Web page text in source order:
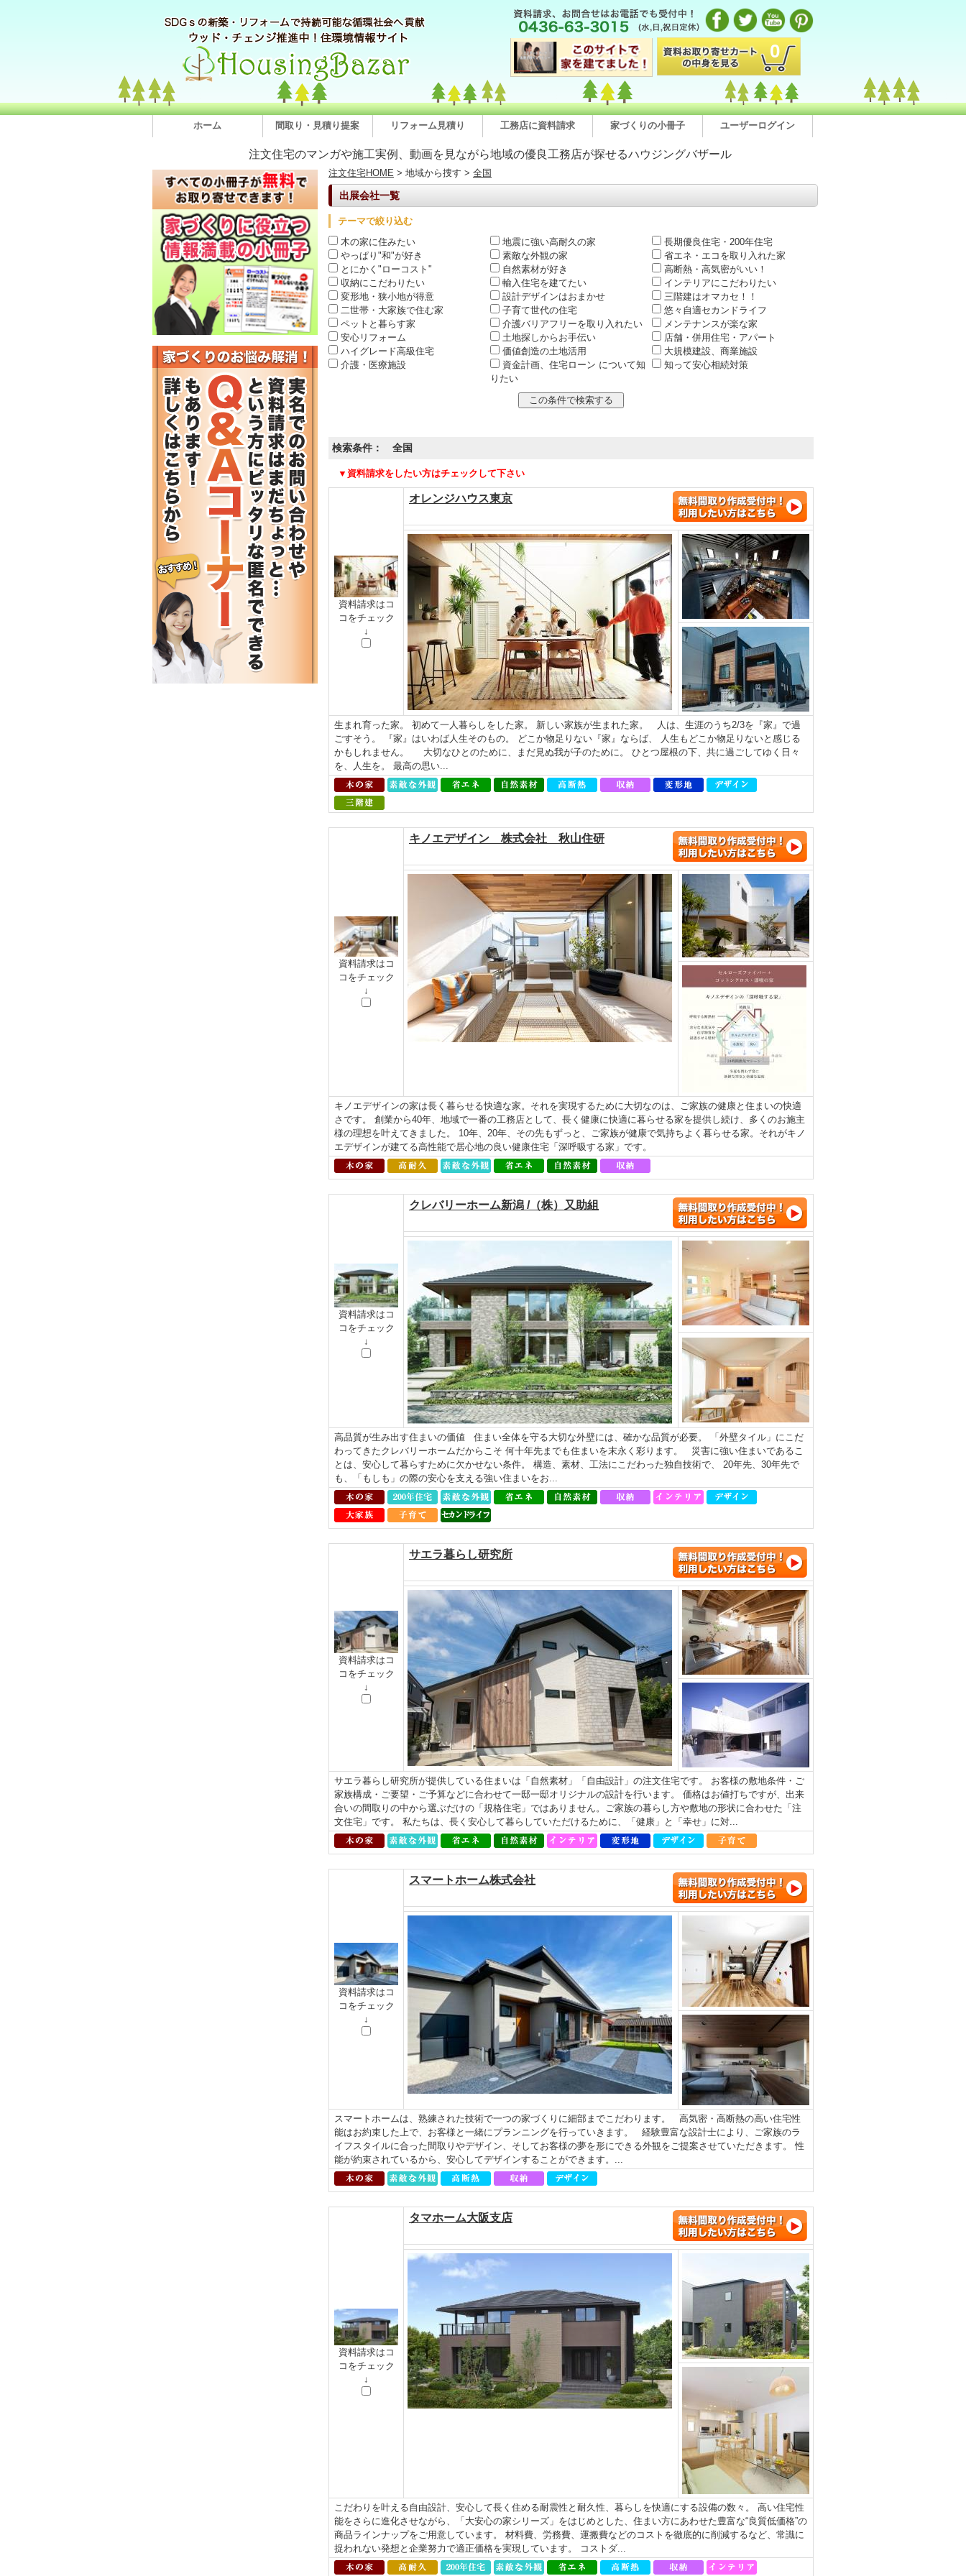
0
ホーム 間取り・見積り提案 リフォーム見積り 工務店に資料請求 家づくりの小冊子 ユーザーログイン
注文住宅のマンガや施工実例、動画を見ながら地域の優良工務店が探せるハウジングバザール
注文住宅HOME > 地域から捜す > 全国
出展会社一覧
テーマで絞り込む
木の家に住みたい
地震に強い高耐久の家
長期優良住宅・200年住宅
やっぱり"和"が好き
素敵な外観の家
省エネ・エコを取り入れた家
とにかく"ローコスト"
自然素材が好き
高断熱・高気密がいい！
収納にこだわりたい
輸入住宅を建てたい
インテリアにこだわりたい
変形地・狭小地が得意
設計デザインはおまかせ
三階建はオマカセ！！
二世帯・大家族で住む家
子育て世代の住宅
悠々自適セカンドライフ
ペットと暮らす家
介護バリアフリーを取り入れたい
メンテナンスが楽な家
安心リフォーム
土地探しからお手伝い
店舗・併用住宅・アパート
ハイグレード高級住宅
価値創造の土地活用
大規模建設、商業施設
介護・医療施設
資金計画、住宅ローン について知
りたい
知って安心相続対策
検索条件： 全国
▼資料請求をしたい方はチェックして下さい
資料請求はコ
コをチェック
↓
オレンジハウス東京
生まれ育った家。 初めて一人暮らしをした家。 新しい家族が生まれた家。 人は、生涯のうち2/3を『家』で過
ごすそう。 『家』はいわば人生そのもの。 どこか物足りない『家』ならば、 人生もどこか物足りないと感じる
かもしれません。 大切なひとのために、まだ見ぬ我が子のために。 ひとつ屋根の下、共に過ごしてゆく日々
を、人生を。 最高の思い...
資料請求はコ
コをチェック
↓
キノエデザイン 株式会社 秋山住研
キノエデザインの家は長く暮らせる快適な家。それを実現するために大切なのは、ご家族の健康と住まいの快適
さです。 創業から40年、地域で一番の工務店として、長く健康に快適に暮らせる家を提供し続け、多くのお施主
様の理想を叶えてきました。 10年、20年、その先もずっと、ご家族が健康で気持ちよく暮らせる家。それがキノ
エデザインが建てる高性能で居心地の良い健康住宅「深呼吸する家」です。
資料請求はコ
コをチェック
↓
クレバリーホーム新潟 /（株）又助組
高品質が生み出す住まいの価値 住まい全体を守る大切な外壁には、確かな品質が必要。 「外壁タイル」にこだ
わってきたクレバリーホームだからこそ 何十年先までも住まいを末永く彩ります。 災害に強い住まいであるこ
とは、安心して暮らすために欠かせない条件。 構造、素材、工法にこだわった独自技術で、 20年先、30年先で
も、「もしも」の際の安心を支える強い住まいをお...
資料請求はコ
コをチェック
↓
サエラ暮らし研究所
サエラ暮らし研究所が提供している住まいは「自然素材」「自由設計」の注文住宅です。 お客様の敷地条件・ご
家族構成・ご要望・ご予算などに合わせて一邸一邸オリジナルの設計を行います。 価格はお値打ちですが、出来
合いの間取りの中から選ぶだけの「規格住宅」ではありません。ご家族の暮らし方や敷地の形状に合わせた「注
文住宅」です。 私たちは、長く安心して暮らしていただけるために、「健康」と「幸せ」に対...
資料請求はコ
コをチェック
↓
スマートホーム株式会社
スマートホームは、熟練された技術で一つの家づくりに細部までこだわります。 高気密・高断熱の高い住宅性
能はお約束した上で、お客様と一緒にプランニングを行っていきます。 経験豊富な設計士により、ご家族のラ
イフスタイルに合った間取りやデザイン、そしてお客様の夢を形にできる外観をご提案させていただきます。 性
能が約束されているから、安心してデザインすることができます。...
資料請求はコ
コをチェック
↓
タマホーム大阪支店
こだわりを叶える自由設計、安心して長く住める耐震性と耐久性、暮らしを快適にする設備の数々。 高い住宅性
能をさらに進化させながら、「大安心の家シリーズ」をはじめとした、住まい方にあわせた豊富な“良質低価格”の
商品ラインナップをご用意しています。 材料費、労務費、運搬費などのコストを徹底的に削減するなど、常識に
捉われない発想と企業努力で適正価格を実現しています。 コストダ...